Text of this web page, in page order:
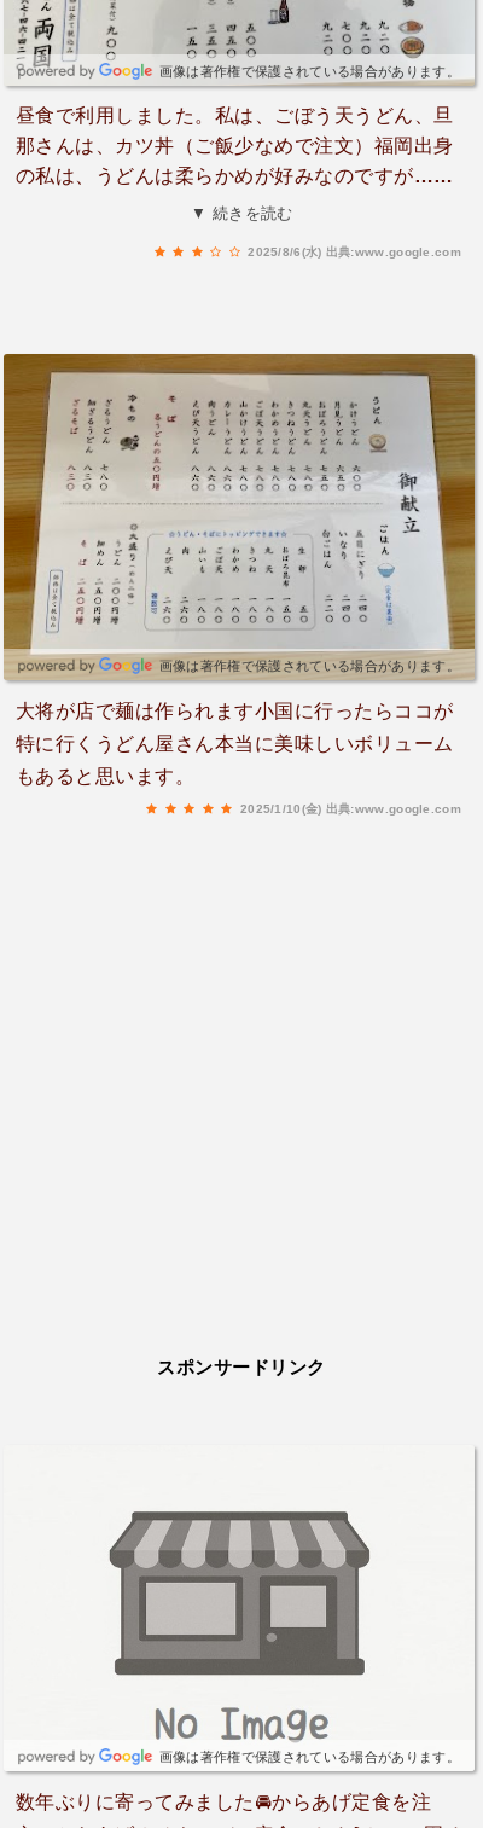
画像は著作権で保護されている場合があります。
昼食で利用しました。私は、ごぼう天うどん、旦
那さんは、カツ丼（ご飯少なめで注文）福岡出身
の私は、うどんは柔らかめが好みなのですが…こ
こは、少し硬めかな。出汁は、美味しいですし、
屋や、定食屋等も有りましたが、どこも、お客さ
んが入ってなかったのをみると、ここは、人気な
のかな？ご馳走様でした。
▼ 続きを読む
2025/8/6(水) 出典:www.google.com
画像は著作権で保護されている場合があります。
大将が店で麺は作られます小国に行ったらココが
特に行くうどん屋さん本当に美味しいボリューム
もあると思います。
2025/1/10(金) 出典:www.google.com
スポンサードリンク
画像は著作権で保護されている場合があります。
数年ぶりに寄ってみました🚘からあげ定食を注